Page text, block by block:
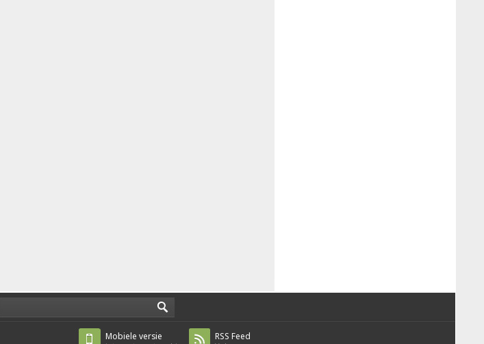
RSS Feed
Mobiele versie